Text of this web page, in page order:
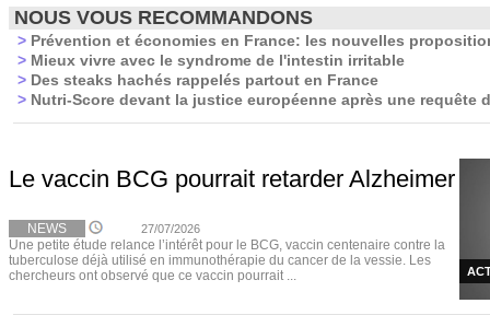
NOUS VOUS RECOMMANDONS
> Prévention et économies en France: les nouvelles
> Mieux vivre avec le syndrome de l'intestin irritable
> Des steaks hachés rappelés partout en France
> Nutri-Score devant la justice européenne après une requête
Le vaccin BCG pourrait retarder Alzheimer
NEWS 27/07/2026
Une petite étude relance l’intérêt pour le BCG, vaccin centenaire contre la
tuberculose déjà utilisé en immunothérapie du cancer de la vessie. Les
chercheurs ont observé que ce vaccin pourrait ...